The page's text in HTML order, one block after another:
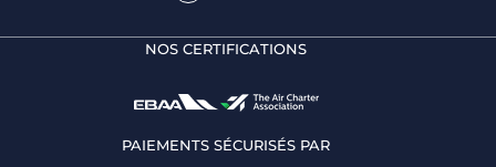
NOS CERTIFICATIONS
PAIEMENTS SÉCURISÉS PAR